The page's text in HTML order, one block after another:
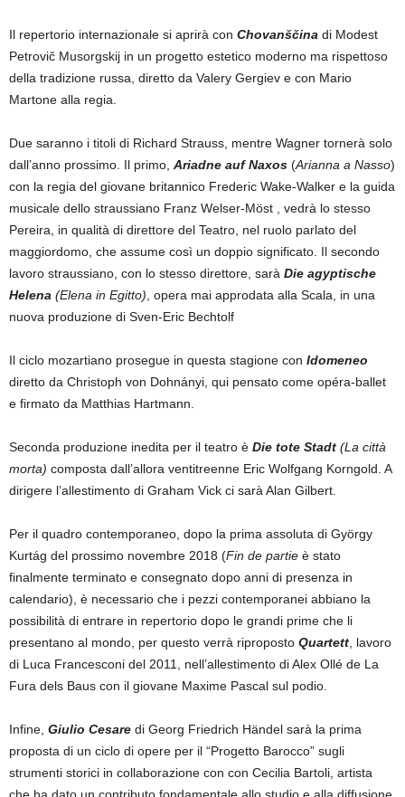
Il repertorio internazionale si aprirà con Chovanščina di Modest
Petrovič Musorgskij in un progetto estetico moderno ma rispettoso
della tradizione russa, diretto da Valery Gergiev e con Mario
Martone alla regia.
Due saranno i titoli di Richard Strauss, mentre Wagner tornerà solo
dall’anno prossimo. Il primo, Ariadne auf Naxos (Arianna a Nasso)
con la regia del giovane britannico Frederic Wake-Walker e la guida
musicale dello straussiano Franz Welser-Möst , vedrà lo stesso
Pereira, in qualità di direttore del Teatro, nel ruolo parlato del
maggiordomo, che assume così un doppio significato. Il secondo
lavoro straussiano, con lo stesso direttore, sarà Die agyptische
Helena (Elena in Egitto) , opera mai approdata alla Scala, in una
nuova produzione di Sven-Eric Bechtolf
Il ciclo mozartiano prosegue in questa stagione con Idomeneo
diretto da Christoph von Dohnányi, qui pensato come opéra-ballet
e firmato da Matthias Hartmann.
Seconda produzione inedita per il teatro è Die tote Stadt (La città
morta) composta dall’allora ventitreenne Eric Wolfgang Korngold. A
dirigere l’allestimento di Graham Vick ci sarà Alan Gilbert.
Per il quadro contemporaneo, dopo la prima assoluta di György
Kurtág del prossimo novembre 2018 (Fin de partie è stato
finalmente terminato e consegnato dopo anni di presenza in
calendario), è necessario che i pezzi contemporanei abbiano la
possibilità di entrare in repertorio dopo le grandi prime che li
presentano al mondo, per questo verrà riproposto Quartett , lavoro
di Luca Francesconi del 2011, nell’allestimento di Alex Ollé de La
Fura dels Baus con il giovane Maxime Pascal sul podio.
Infine, Giulio Cesare di Georg Friedrich Händel sarà la prima
proposta di un ciclo di opere per il “Progetto Barocco” sugli
strumenti storici in collaborazione con con Cecilia Bartoli, artista